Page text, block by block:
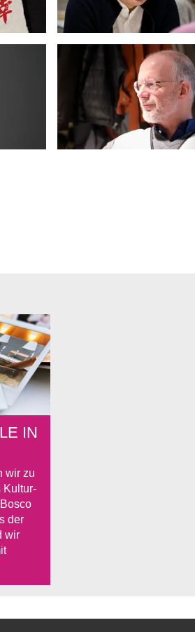
IN
wir zu
Kultur-
der
wir